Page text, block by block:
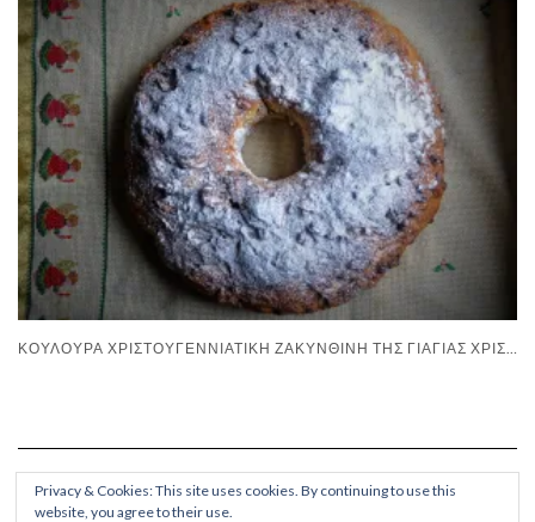
ΚΟΥΛΟΎΡΑ ΧΡΙΣΤΟΥΓΕΝΝΙΆΤΙΚΗ ΖΑΚΥΝΘΙΝΉ ΤΗΣ ΓΙΑΓΙΆΣ ΧΡΙΣΤΊΝΑΣ
Privacy & Cookies: This site uses cookies. By continuing to use this
website, you agree to their use.